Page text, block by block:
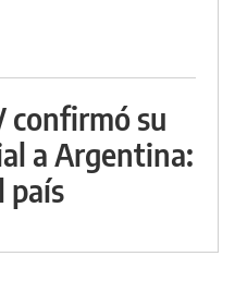
confirmó su
a Argentina:
país